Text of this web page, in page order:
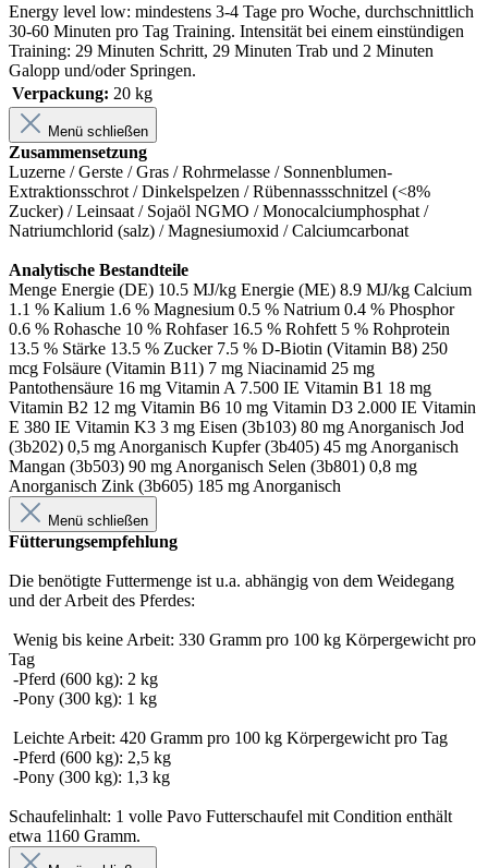
Energy level low: mindestens 3-4 Tage pro Woche, durchschnittlich
30-60 Minuten pro Tag Training. Intensität bei einem einstündigen
Training: 29 Minuten Schritt, 29 Minuten Trab und 2 Minuten
Galopp und/oder Springen.
Verpackung: 20 kg
Menü schließen
Zusammensetzung
Luzerne / Gerste / Gras / Rohrmelasse / Sonnenblumen-
Extraktionsschrot / Dinkelspelzen / Rübennassschnitzel (<8%
Zucker) / Leinsaat / Sojaöl NGMO / Monocalciumphosphat /
Natriumchlorid (salz) / Magnesiumoxid / Calciumcarbonat
Analytische Bestandteile
Menge Energie (DE) 10.5 MJ/kg Energie (ME) 8.9 MJ/kg Calcium
1.1 % Kalium 1.6 % Magnesium 0.5 % Natrium 0.4 % Phosphor
0.6 % Rohasche 10 % Rohfaser 16.5 % Rohfett 5 % Rohprotein
13.5 % Stärke 13.5 % Zucker 7.5 % D-Biotin (Vitamin B8) 250
mcg Folsäure (Vitamin B11) 7 mg Niacinamid 25 mg
Pantothensäure 16 mg Vitamin A 7.500 IE Vitamin B1 18 mg
Vitamin B2 12 mg Vitamin B6 10 mg Vitamin D3 2.000 IE Vitamin
E 380 IE Vitamin K3 3 mg Eisen (3b103) 80 mg Anorganisch Jod
(3b202) 0,5 mg Anorganisch Kupfer (3b405) 45 mg Anorganisch
Mangan (3b503) 90 mg Anorganisch Selen (3b801) 0,8 mg
Anorganisch Zink (3b605) 185 mg Anorganisch
Menü schließen
Fütterungsempfehlung
Die benötigte Futtermenge ist u.a. abhängig von dem Weidegang
und der Arbeit des Pferdes:
Wenig bis keine Arbeit: 330 Gramm pro 100 kg Körpergewicht pro
Tag
-Pferd (600 kg): 2 kg
-Pony (300 kg): 1 kg
Leichte Arbeit: 420 Gramm pro 100 kg Körpergewicht pro Tag
-Pferd (600 kg): 2,5 kg
-Pony (300 kg): 1,3 kg
Schaufelinhalt: 1 volle Pavo Futterschaufel mit Condition enthält
etwa 1160 Gramm.